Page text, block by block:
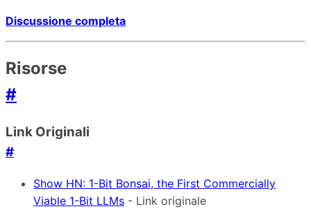
Discussione completa
Risorse
#
Link Originali
#
Show HN: 1-Bit Bonsai, the First Commercially
Viable 1-Bit LLMs - Link originale